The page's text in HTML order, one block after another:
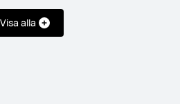
Visa alla
HUAWEI WiFi AX3 (Quad-core)
Utforska